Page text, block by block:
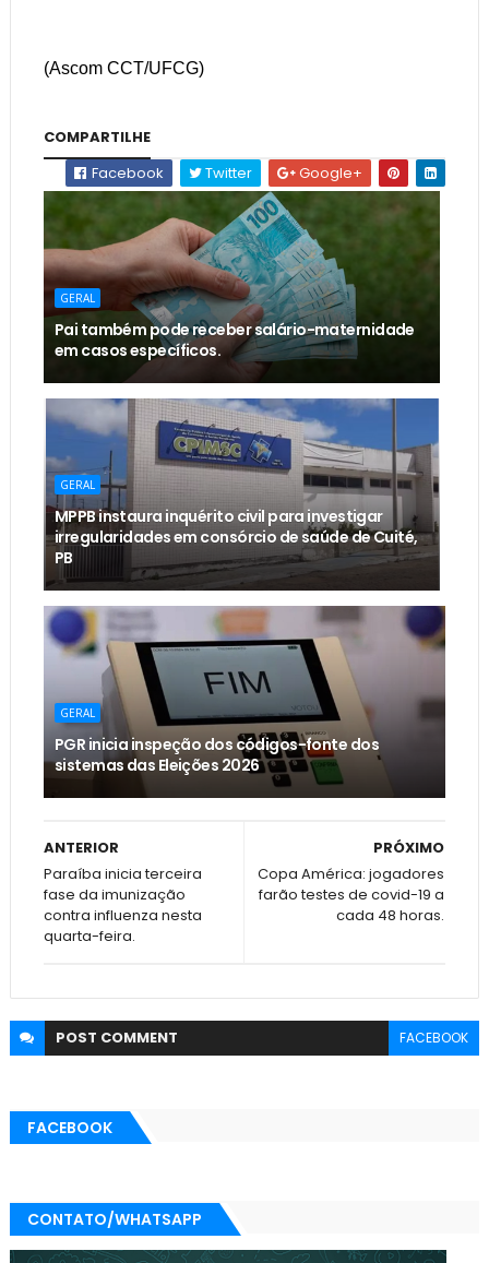
(Ascom CCT/UFCG)
COMPARTILHE
Facebook
Twitter Google+
GERAL
Pai também pode receber salário-maternidade
em casos específicos.
GERAL
MPPB instaura inquérito civil para investigar
irregularidades em consórcio de saúde de Cuité,
PB
GERAL
PGR inicia inspeção dos códigos-fonte dos
sistemas das Eleições 2026
PRÓXIMO
Copa América: jogadores
farão testes de covid-19 a
cada 48 horas.
ANTERIOR
Paraíba inicia terceira
fase da imunização
contra influenza nesta
quarta-feira.
POST COMMENT FACEBOOK
FACEBOOK
CONTATO/WHATSAPP